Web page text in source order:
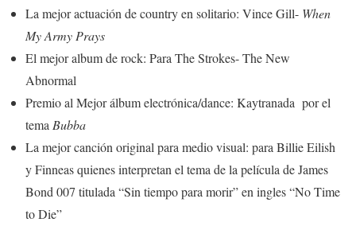
La mejor actuación de country en solitario: Vince Gill- When
My Army Prays
El mejor album de rock: Para The Strokes- The New
Abnormal
Premio al Mejor álbum electrónica/dance: Kaytranada por el
tema Bubba
La mejor canción original para medio visual: para Billie Eilish
y Finneas quienes interpretan el tema de la película de James
Bond 007 titulada “Sin tiempo para morir” en ingles “No Time
to Die”